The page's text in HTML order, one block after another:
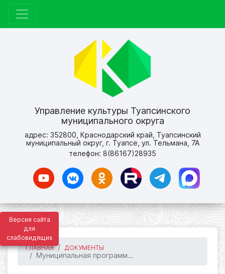
Версия сайта
для
слабовидящих
Управление культуры Туапсинского
муниципального округа
адрес: 352800, Краснодарский край, Туапсинский
муниципальный округ, г. Туапсе, ул. Тельмана, 7А
телефон: 8(86167)28935
ГЛАВНАЯ ДОКУМЕНТЫ
Муниципальная программ...